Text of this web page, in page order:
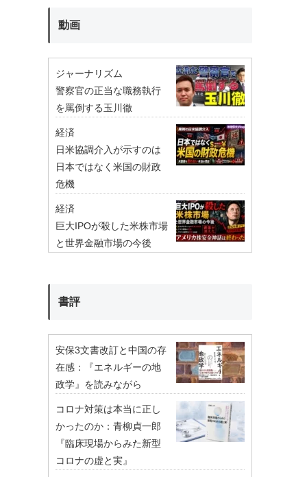
動画
ジャーナリズム
警察官の正当な職務執行
を罵倒する玉川徹
経済
日米協調介入が示すのは
日本ではなく米国の財政
危機
経済
巨大IPOが殺した米株市場
と世界金融市場の今後
書評
安保3文書改訂と中国の存
在感：『エネルギーの地
政学』を読みながら
コロナ対策は本当に正し
かったのか：青柳貞一郎
『臨床現場からみた新型
コロナの虚と実』